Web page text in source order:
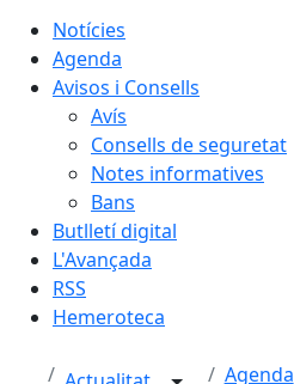
Notícies
Agenda
Avisos i Consells
Avís
Consells de seguretat
Notes informatives
Bans
Butlletí digital
L'Avançada
RSS
Hemeroteca
Agenda